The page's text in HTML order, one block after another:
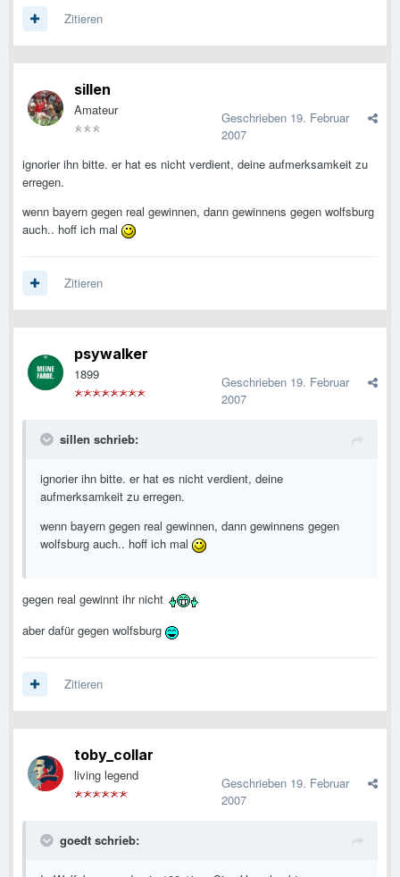
Zitieren
sillen
Amateur Geschrieben 19. Februar
2007
ignorier ihn bitte. er hat es nicht verdient, deine aufmerksamkeit zu
erregen.
wenn bayern gegen real gewinnen, dann gewinnens gegen wolfsburg
auch.. hoff ich mal
Zitieren
psywalker
1899 Geschrieben 19. Februar
2007
sillen schrieb:
ignorier ihn bitte. er hat es nicht verdient, deine
aufmerksamkeit zu erregen.
wenn bayern gegen real gewinnen, dann gewinnens gegen
wolfsburg auch.. hoff ich mal
gegen real gewinnt ihr nicht
aber dafür gegen wolfsburg
Zitieren
toby_collar
living legend Geschrieben 19. Februar
2007
goedt schrieb: